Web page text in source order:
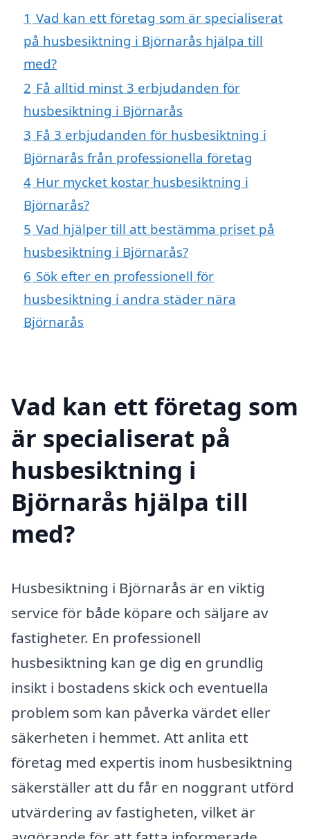
1 Vad kan ett företag som är specialiserat
på husbesiktning i Björnarås hjälpa till
med?
2 Få alltid minst 3 erbjudanden för
husbesiktning i Björnarås
3 Få 3 erbjudanden för husbesiktning i
Björnarås från professionella företag
4 Hur mycket kostar husbesiktning i
Björnarås?
5 Vad hjälper till att bestämma priset på
husbesiktning i Björnarås?
6 Sök efter en professionell för
husbesiktning i andra städer nära
Björnarås
Vad kan ett företag som
är specialiserat på
husbesiktning i
Björnarås hjälpa till
med?
Husbesiktning i Björnarås är en viktig
service för både köpare och säljare av
fastigheter. En professionell
husbesiktning kan ge dig en grundlig
insikt i bostadens skick och eventuella
problem som kan påverka värdet eller
säkerheten i hemmet. Att anlita ett
företag med expertis inom husbesiktning
säkerställer att du får en noggrant utförd
utvärdering av fastigheten, vilket är